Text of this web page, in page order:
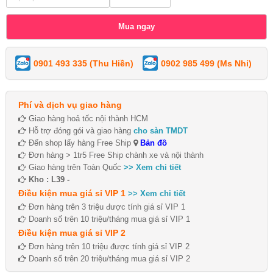
0901 493 335 (Thu Hiền) 0902 985 499 (Ms Nhi)
Phí và dịch vụ giao hàng
Giao hàng hoả tốc nội thành HCM
Hỗ trợ đóng gói và giao hàng cho sàn TMDT
Đến shop lấy hàng Free Ship
Bản đồ
Đơn hàng > 1tr5 Free Ship chành xe và nội thành
Giao hàng trên Toàn Quốc >> Xem chi tiết
Kho : L39 -
Điều kiện mua giá sỉ VIP 1 >> Xem chi tiết
Đơn hàng trên 3 triệu được tính giá sỉ VIP 1
Doanh số trên 10 triệu/tháng mua giá sỉ VIP 1
Điều kiện mua giá sỉ VIP 2
Đơn hàng trên 10 triệu được tính giá sỉ VIP 2
Doanh số trên 20 triệu/tháng mua giá sỉ VIP 2